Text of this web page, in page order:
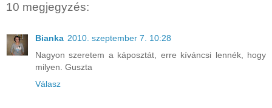
10 megjegyzés:
Bianka 2010. szeptember 7. 10:28
Nagyon szeretem a káposztát, erre kíváncsi lennék, hogy
milyen. Guszta
Válasz